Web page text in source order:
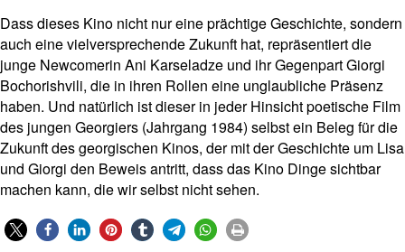
Dass dieses Kino nicht nur eine prächtige Geschichte, sondern
auch eine vielversprechende Zukunft hat, repräsentiert die
junge Newcomerin Ani Karseladze und ihr Gegenpart Giorgi
Bochorishvili, die in ihren Rollen eine unglaubliche Präsenz
haben. Und natürlich ist dieser in jeder Hinsicht poetische Film
des jungen Georgiers (Jahrgang 1984) selbst ein Beleg für die
Zukunft des georgischen Kinos, der mit der Geschichte um Lisa
und Giorgi den Beweis antritt, dass das Kino Dinge sichtbar
machen kann, die wir selbst nicht sehen.